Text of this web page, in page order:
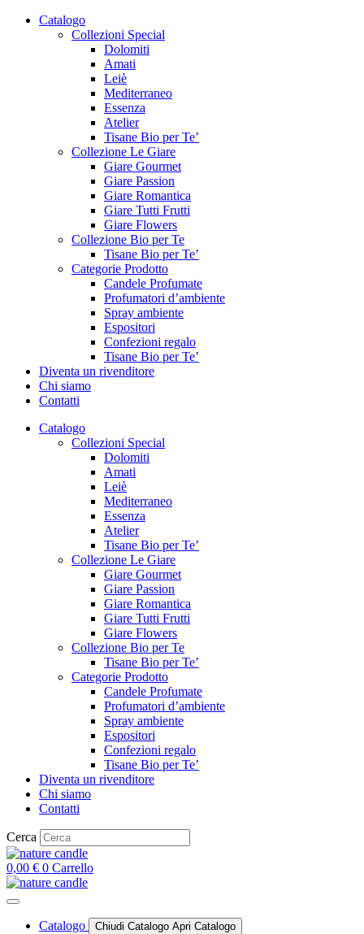
Catalogo
Collezioni Special
Dolomiti
Amati
Leiè
Mediterraneo
Essenza
Atelier
Tisane Bio per Te’
Collezione Le Giare
Giare Gourmet
Giare Passion
Giare Romantica
Giare Tutti Frutti
Giare Flowers
Collezione Bio per Te
Tisane Bio per Te’
Categorie Prodotto
Candele Profumate
Profumatori d’ambiente
Spray ambiente
Espositori
Confezioni regalo
Tisane Bio per Te’
Diventa un rivenditore
Chi siamo
Contatti
Catalogo
Collezioni Special
Dolomiti
Amati
Leiè
Mediterraneo
Essenza
Atelier
Tisane Bio per Te’
Collezione Le Giare
Giare Gourmet
Giare Passion
Giare Romantica
Giare Tutti Frutti
Giare Flowers
Collezione Bio per Te
Tisane Bio per Te’
Categorie Prodotto
Candele Profumate
Profumatori d’ambiente
Spray ambiente
Espositori
Confezioni regalo
Tisane Bio per Te’
Diventa un rivenditore
Chi siamo
Contatti
Cerca
0,00 € 0 Carrello
Catalogo Chiudi Catalogo Apri Catalogo